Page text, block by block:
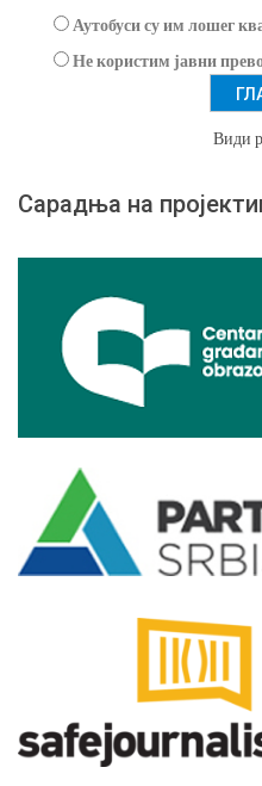
Аутобуси су им лошег
Не користим јавни
Види
Сарадња на